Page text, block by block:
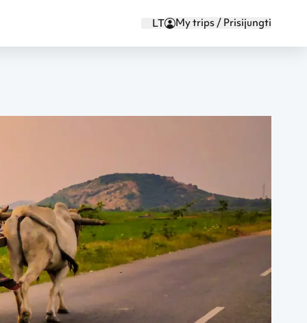
LT My trips / Prisijungti